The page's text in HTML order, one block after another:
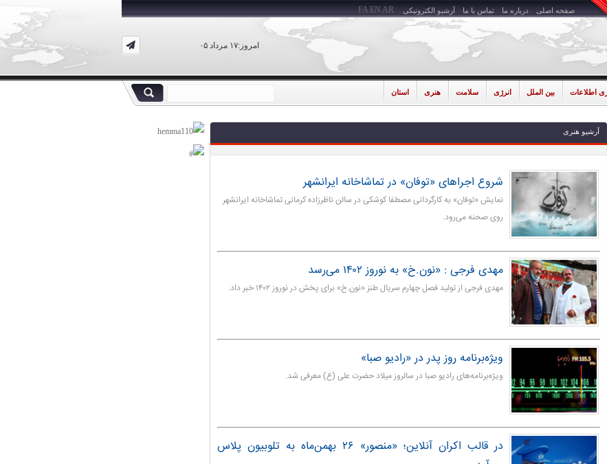
صفحه اصلی درباره ما تماس با ما آرشیو الکترونیکی
امروز:۱۷ مرداد ۰۵
FA EN AR
اطلاعات بین الملل انرژی سلامت هنری استان
آرشیو هنری
شروع اجراهای «توفان» در تماشاخانه ایرانشهر
نمایش «توفان» به کارگردانی مصطفا کوشکی در سالن ناظرزاده کرمانی تماشاخانه ایرانشهر
روی صحنه می‌رود.
مهدی فرجی : «نون.خ» به نوروز ۱۴۰۲ می‌رسد
مهدی فرجی از تولید فصل چهارم سریال طنز «نون.خ» برای پخش در نوروز ۱۴۰۲ خبر داد.
ویژه‌برنامه روز پدر در «رادیو صبا»
ویژه‌برنامه‌های رادیو صبا در سالروز میلاد حضرت علی (ع) معرفی شد.
در قالب اکران آنلاین؛ «منصور» ۲۶ بهمن‌ماه به تلوبیون پلاس